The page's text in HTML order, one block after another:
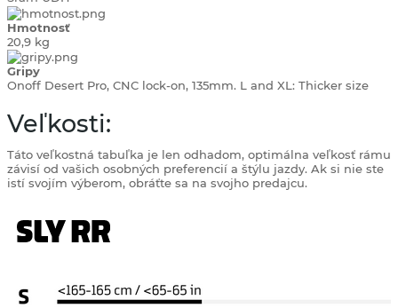
Hmotnosť
20,9 kg
Gripy
Onoff Desert Pro, CNC lock-on, 135mm. L and XL: Thicker size
Veľkosti:
Táto veľkostná tabuľka je len odhadom, optimálna veľkosť rámu
závisí od vašich osobných preferencií a štýlu jazdy. Ak si nie ste
istí svojím výberom, obráťte sa na svojho predajcu.